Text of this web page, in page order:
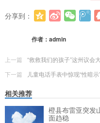
分享到：
作者： admin
上一篇
“救救我们的孩子”这州议会
下一篇
儿童电话手表中惊现“性暗
相关推荐
橙县布雷亚突发
面趋稳